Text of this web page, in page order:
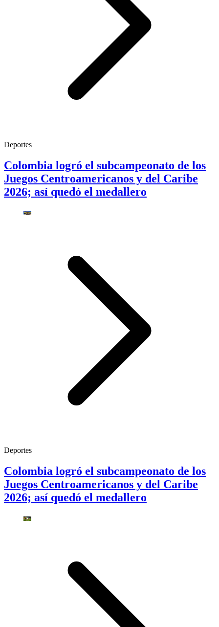
Deportes
Colombia logró el subcampeonato de los
Juegos Centroamericanos y del Caribe
2026; así quedó el medallero
Deportes
Colombia logró el subcampeonato de los
Juegos Centroamericanos y del Caribe
2026; así quedó el medallero